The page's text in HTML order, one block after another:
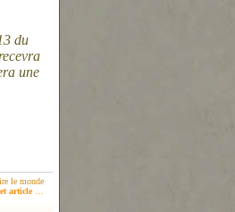
du
une
le monde
article